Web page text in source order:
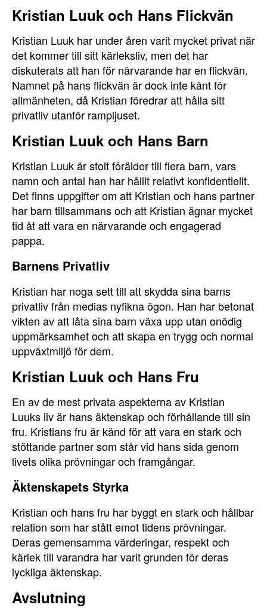
Kristian Luuk och Hans Flickvän
Kristian Luuk har under åren varit mycket privat när
det kommer till sitt kärleksliv, men det har
diskuterats att han för närvarande har en flickvän.
Namnet på hans flickvän är dock inte känt för
allmänheten, då Kristian föredrar att hålla sitt
privatliv utanför rampljuset.
Kristian Luuk och Hans Barn
Kristian Luuk är stolt förälder till flera barn, vars
namn och antal han har hållit relativt konfidentiellt.
Det finns uppgifter om att Kristian och hans partner
har barn tillsammans och att Kristian ägnar mycket
tid åt att vara en närvarande och engagerad
pappa.
Barnens Privatliv
Kristian har noga sett till att skydda sina barns
privatliv från medias nyfikna ögon. Han har betonat
vikten av att låta sina barn växa upp utan onödig
uppmärksamhet och att skapa en trygg och normal
uppväxtmiljö för dem.
Kristian Luuk och Hans Fru
En av de mest privata aspekterna av Kristian
Luuks liv är hans äktenskap och förhållande till sin
fru. Kristians fru är känd för att vara en stark och
stöttande partner som står vid hans sida genom
livets olika prövningar och framgångar.
Äktenskapets Styrka
Kristian och hans fru har byggt en stark och hållbar
relation som har stått emot tidens prövningar.
Deras gemensamma värderingar, respekt och
kärlek till varandra har varit grunden för deras
lyckliga äktenskap.
Avslutning